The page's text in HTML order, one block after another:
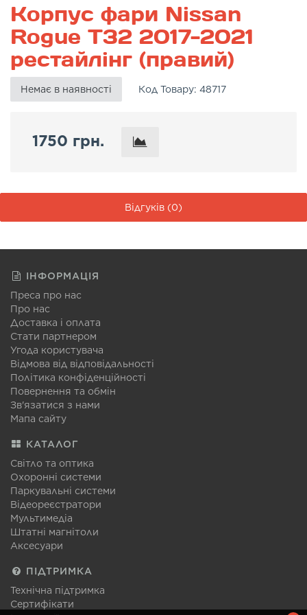
Корпус фари Nissan
Rogue T32 2017-2021
рестайлінг (правий)
Немає в наявності Код Товару: 48717
1750 грн.
Відгуків (0)
ІНФОРМАЦІЯ
Преса про нас
Про нас
Доставка і оплата
Стати партнером
Угода користувача
Відмова від відповідальності
Політика конфіденційності
Повернення та обмін
Зв'язатися з нами
Мапа сайту
КАТАЛОГ
Світло та оптика
Охоронні системи
Паркувальні системи
Відеореєстратори
Мультимедіа
Штатні магнітоли
Аксесуари
ПІДТРИМКА
Технічна підтримка
Сертифікати